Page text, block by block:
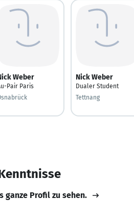
Weber
Pair Paris
Nick Weber
Dualer Student
Tettnang
ganze Profil zu sehen.